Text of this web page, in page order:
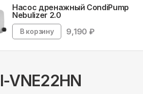
Насос дренажный CondiPump
Nebulizer 2.0
В корзину 9,190 ₽
VNE22HN